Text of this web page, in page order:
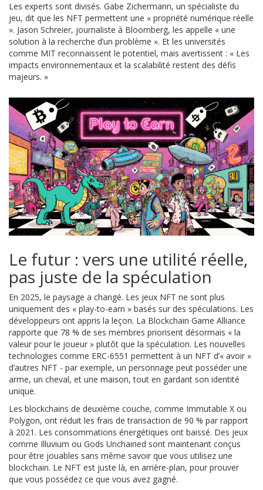
Les experts sont divisés. Gabe Zichermann, un spécialiste du
jeu, dit que les NFT permettent une « propriété numérique réelle
». Jason Schreier, journaliste à Bloomberg, les appelle « une
solution à la recherche d’un problème ». Et les universités
comme MIT reconnaissent le potentiel, mais avertissent : « Les
impacts environnementaux et la scalabilité restent des défis
majeurs. »
Le futur : vers une utilité réelle,
pas juste de la spéculation
En 2025, le paysage a changé. Les jeux NFT ne sont plus
uniquement des « play-to-earn » basés sur des spéculations. Les
développeurs ont appris la leçon. La Blockchain Game Alliance
rapporte que 78 % de ses membres priorisent désormais « la
valeur pour le joueur » plutôt que la spéculation. Les nouvelles
technologies comme ERC-6551 permettent à un NFT d’« avoir »
d’autres NFT - par exemple, un personnage peut posséder une
arme, un cheval, et une maison, tout en gardant son identité
unique.
Les blockchains de deuxième couche, comme Immutable X ou
Polygon, ont réduit les frais de transaction de 90 % par rapport
à 2021. Les consommations énergétiques ont baissé. Des jeux
comme Illuvium ou Gods Unchained sont maintenant conçus
pour être jouables sans même savoir que vous utilisez une
blockchain. Le NFT est juste là, en arrière-plan, pour prouver
que vous possédez ce que vous avez gagné.